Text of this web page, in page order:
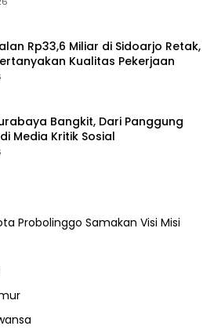
Rp33,6 Miliar di Sidoarjo Retak,
Kualitas Pekerjaan
Bangkit, Dari Panggung
Media Kritik Sosial
Probolinggo Samakan Visi Misi